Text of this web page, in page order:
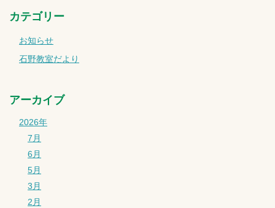
カテゴリー
お知らせ
石野教室だより
アーカイブ
2026年
7月
6月
5月
3月
2月